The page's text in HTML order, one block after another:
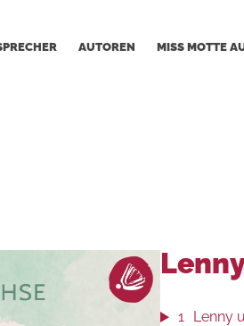
AUTOREN MISS MOTTE
1 Lenny